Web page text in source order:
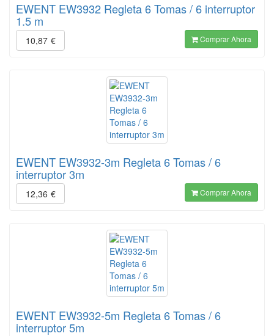
EWENT EW3932 Regleta 6 Tomas / 6 interruptor
1.5 m
10,87 € Comprar Ahora
EWENT EW3932-3m Regleta 6 Tomas / 6
interruptor 3m
12,36 € Comprar Ahora
EWENT EW3932-5m Regleta 6 Tomas / 6
interruptor 5m